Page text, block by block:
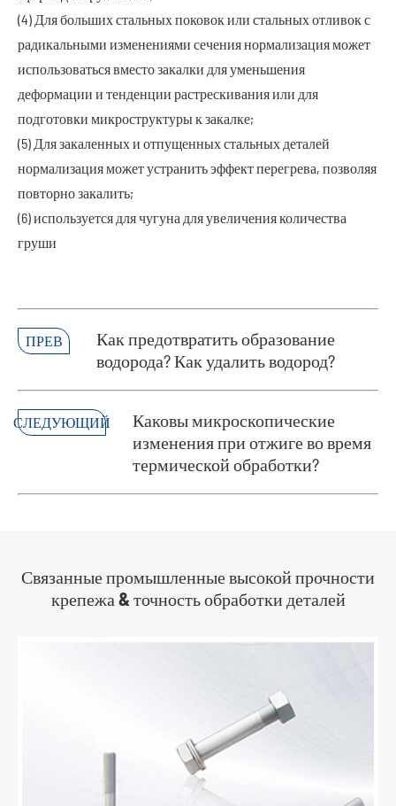
(4) Для больших стальных поковок или стальных отливок с
радикальными изменениями сечения нормализация может
использоваться вместо закалки для уменьшения
деформации и тенденции растрескивания или для
подготовки микроструктуры к закалке;
(5) Для закаленных и отпущенных стальных деталей
нормализация может устранить эффект перегрева, позволяя
повторно закалить;
(6) используется для чугуна для увеличения количества
груши
ПРЕВ
Как предотвратить образование
водорода? Как удалить водород?
СЛЕДУЮЩИЙ
Каковы микроскопические
изменения при отжиге во время
термической обработки?
Связанные промышленные высокой прочности
крепежа & точность обработки деталей